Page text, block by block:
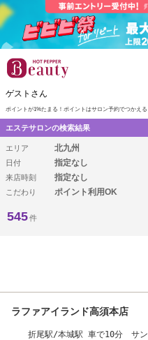
ゲストさん
ポイントが1%たまる！ ポイントはサロン予約でつかえる
エステサロンの検索結果
エリア 北九州
日付 指定なし
来店時刻 指定なし
こだわり ポイント利用OK
545件
ラファアイランド高須本店
折尾駅/本城駅 車で10分 サ